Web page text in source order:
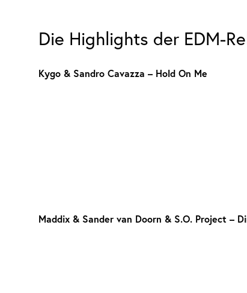
Die Highlights der EDM-
Kygo & Sandro Cavazza – Hold On Me
Maddix & Sander van Doorn & S.O. Project –